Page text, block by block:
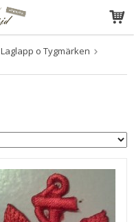
Laglapp o Tygmärken